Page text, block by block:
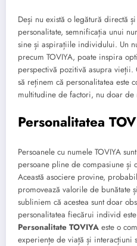
Deși nu există o legătură directă
personalitate, semnificația unui
sine și aspirațiile individului. Un
precum TOVIYA, poate inspira
perspectivă pozitivă asupra vieții.
să reținem că personalitatea este
multitudine de factori, nu doar de
Personalitatea
Persoanele cu numele TOVIYA
persoane pline de compasiune și
Această asociere provine,
promovează valorile de bunătate
subliniem că acestea sunt doar
personalitatea fiecărui individ
Personalitate TOVIYA este o
experiențe de viață și interacțiuni